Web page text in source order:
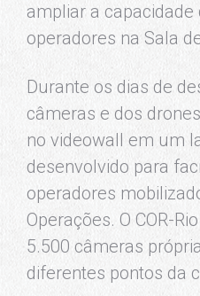
ampliar a capacidade
operadores na Sala
Durante os dias de
câmeras e dos
no videowall em um
desenvolvido para
operadores
Operações. O COR-
5.500 câmeras
diferentes pontos da